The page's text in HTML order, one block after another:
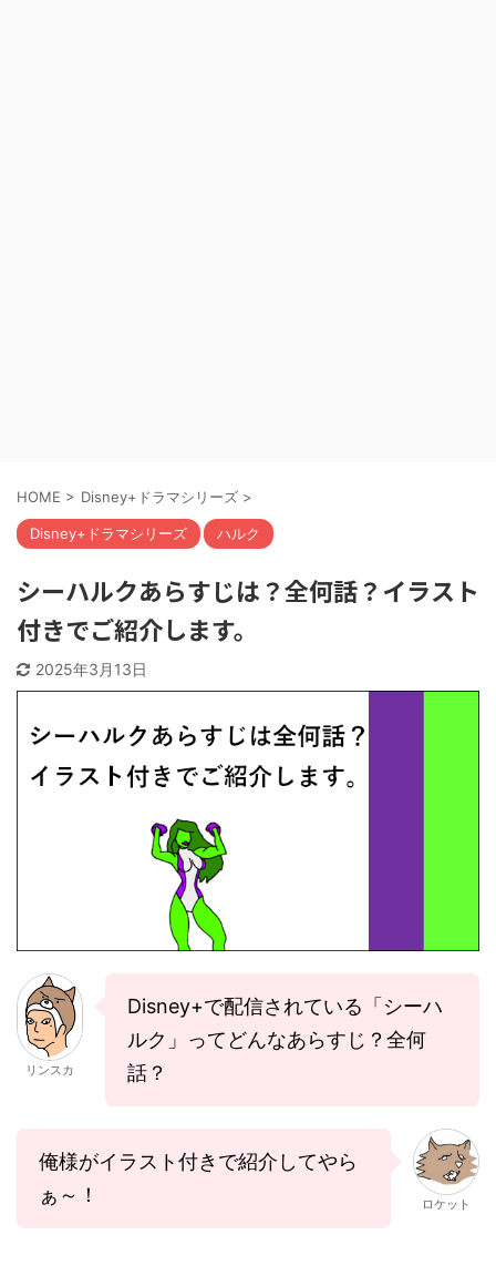
HOME > Disney+ドラマシリーズ >
Disney+ドラマシリーズ ハルク
シーハルクあらすじは？全何話？イラスト
付きでご紹介します。
2025年3月13日
リンスカ
Disney+で配信されている「シーハ
ルク」ってどんなあらすじ？全何
話？
俺様がイラスト付きで紹介してやら
ぁ～！
ロケット